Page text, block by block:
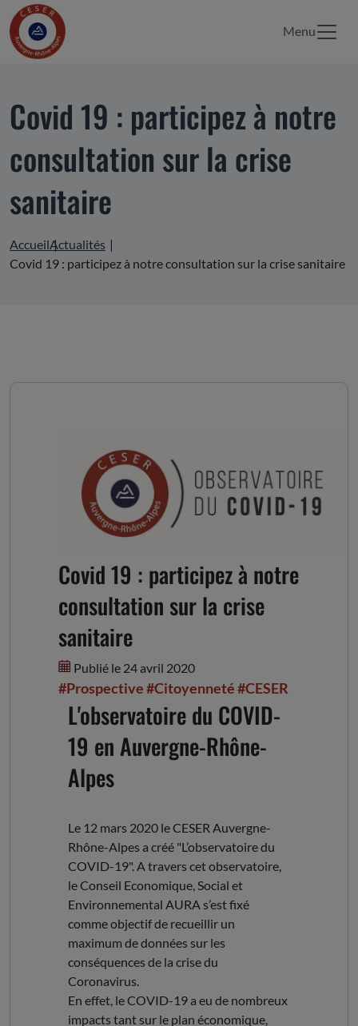
Menu
Covid 19 : participez à notre
consultation sur la crise
sanitaire
AccueilActualités
Covid 19 : participez à notre consultation sur la crise sanitaire
Covid 19 : participez à notre
consultation sur la crise
sanitaire
Publié le 24 avril 2020
#Prospective#Citoyenneté#CESER
L'observatoire du COVID-
19 en Auvergne-Rhône-
Alpes
Le 12 mars 2020 le CESER Auvergne-
Rhône-Alpes a créé "L’observatoire du
COVID-19". A travers cet observatoire,
le Conseil Economique, Social et
Environnemental AURA s’est fixé
comme objectif de recueillir un
maximum de données sur les
conséquences de la crise du
Coronavirus.
En effet, le COVID-19 a eu de nombreux
impacts tant sur le plan économique,